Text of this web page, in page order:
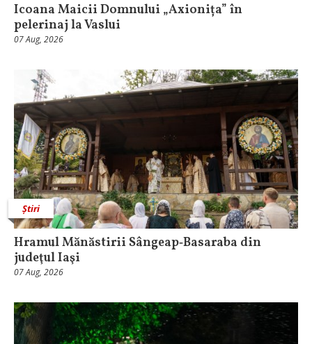
Icoana Maicii Domnului „Axionița” în
pelerinaj la Vaslui
07 Aug, 2026
Știri
Hramul Mănăstirii Sângeap‑Basaraba din
judeţul Iaşi
07 Aug, 2026